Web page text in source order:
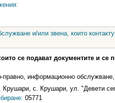
и/или звена, които
се подават документите и се
правно, информационно
Крушари, с. Крушари, ул. "Девети
05771